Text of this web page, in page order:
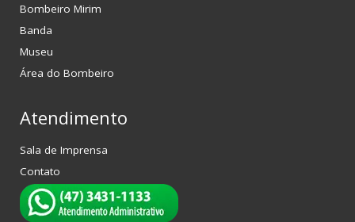
Bombeiro Mirim
Banda
Museu
Área do Bombeiro
Atendimento
Sala de Imprensa
Contato